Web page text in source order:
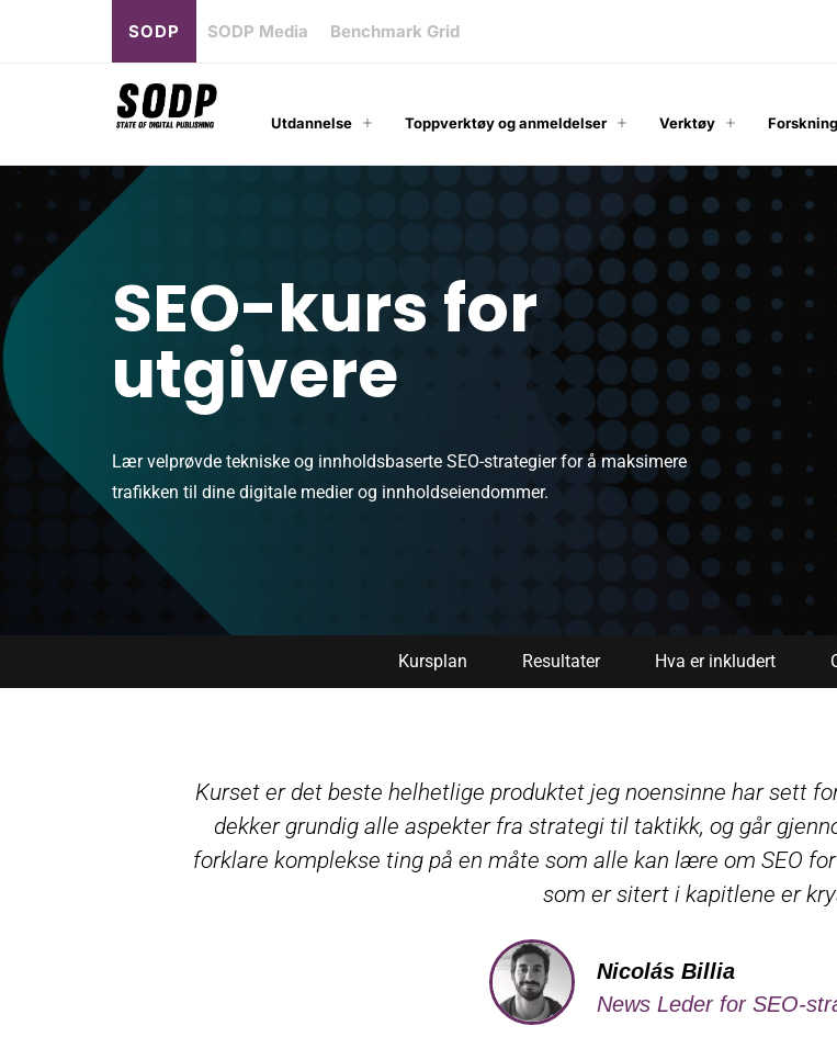
SODP SODP Media Benchmark Grid
Utdannelse Toppverktøy og anmeldelser Verktøy
SEO-kurs for
utgivere
Lær velprøvde tekniske og innholdsbaserte SEO-strategier for å maksimere
trafikken til dine digitale medier og innholdseiendommer.
Kursplan Resultater Hva er inkludert
Kurset er det beste helhetlige produktet jeg noensinne har sett
dekker grundig alle aspekter fra strategi til taktikk, og går
forklare komplekse ting på en måte som alle kan lære om SEO
som er sitert i kapitlene er
Nicolás Billia
News Leder for SEO-